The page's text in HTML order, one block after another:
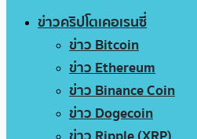
ข่าวคริปโตเคอเรนซี่
ข่าว Bitcoin
ข่าว Ethereum
ข่าว Binance Coin
ข่าว Dogecoin